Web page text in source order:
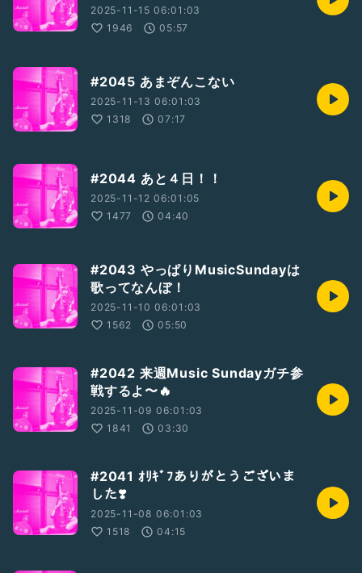
2025-11-15 06:01:03
1946
05:57
#2045 あまぞんこない
2025-11-13 06:01:03
1318
07:17
#2044 あと４日！！
2025-11-12 06:01:05
1477
04:40
#2043 やっぱりMusicSundayは
歌ってなんぼ！
2025-11-10 06:01:03
1562
05:50
#2042 来週Music Sundayガチ参
戦するよ〜🔥
2025-11-09 06:01:03
1841
03:30
#2041 ｵﾘｷﾞﾌありがとうございま
した❣️
2025-11-08 06:01:03
1518
04:15